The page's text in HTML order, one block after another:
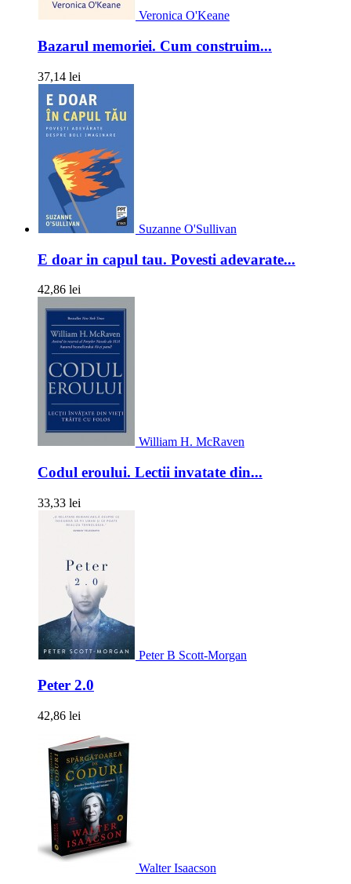
Veronica O'Keane
Bazarul memoriei. Cum construim...
37,14 lei
Suzanne O'Sullivan
E doar in capul tau. Povesti adevarate...
42,86 lei
William H. McRaven
Codul eroului. Lectii invatate din...
33,33 lei
Peter B Scott-Morgan
Peter 2.0
42,86 lei
Walter Isaacson